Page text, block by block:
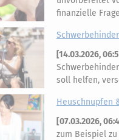
finanzielle
[14.03.2026,
soll helfen,
Heuschnupfen
[07.03.2026,
zum Beispiel